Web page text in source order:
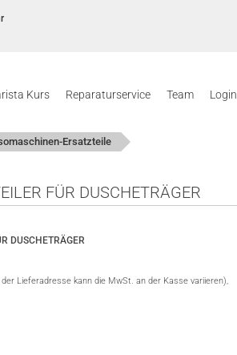
Kurs Reparaturservice Team Login
Ersatzteile
FÜR DUSCHETRÄGER
DUSCHETRÄGER
Lieferadresse kann die MwSt. an der Kasse variieren),